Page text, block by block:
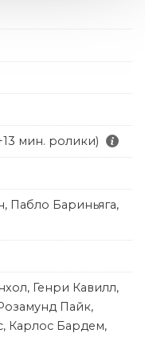
мин. ролики)
Пабло Бариньяга,
Генри Кавилл,
Пайк,
Карлос Бардем,